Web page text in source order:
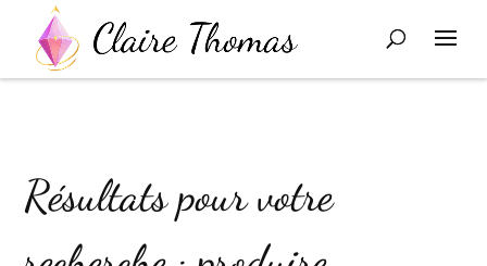
Résultats pour votre